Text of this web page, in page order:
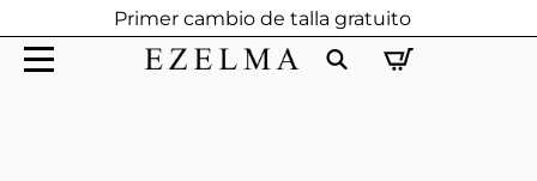
Primer cambio de talla gratuito